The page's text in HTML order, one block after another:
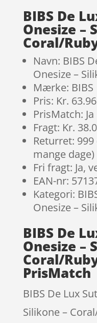
BIBS De
Onesize –
Coral/
Navn: BIBS
Onesize –
Mærke: BIBS
Pris: Kr. 63.96
PrisMatch: Ja
Fragt: Kr.
Returret:
mange dage)
Fri fragt: Ja,
EAN-nr:
Kategori:
Onesize –
BIBS De
Onesize –
Coral/
PrisMatch
BIBS De Lux
Silikone –